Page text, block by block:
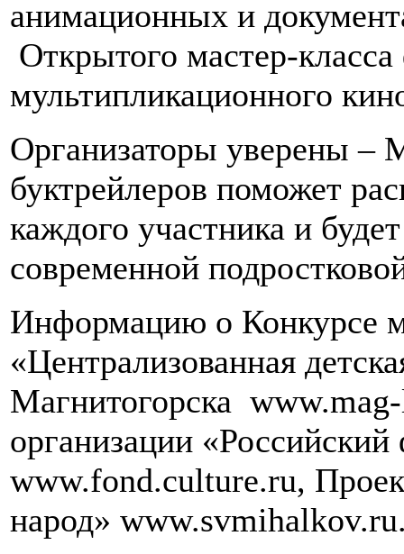
анимационных и
Открытого мастер-класса
мультипликационного
Организаторы уверены –
буктрейлеров поможет
каждого участника и
современной
Информацию о Конкурсе
«Централизованная
Магнитогорска
организации
www.fond.culture.ru,
народ»